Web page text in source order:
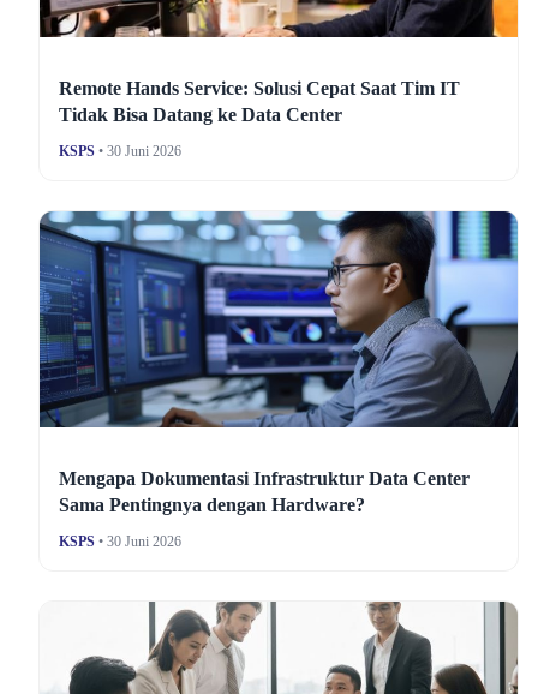
Remote Hands Service: Solusi Cepat Saat Tim IT
Tidak Bisa Datang ke Data Center
KSPS • 30 Juni 2026
Mengapa Dokumentasi Infrastruktur Data Center
Sama Pentingnya dengan Hardware?
KSPS • 30 Juni 2026